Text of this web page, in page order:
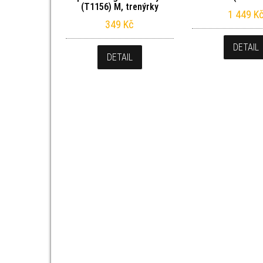
(T1156) M, trenýrky
349 Kč
DETAIL
1 449
DETAIL